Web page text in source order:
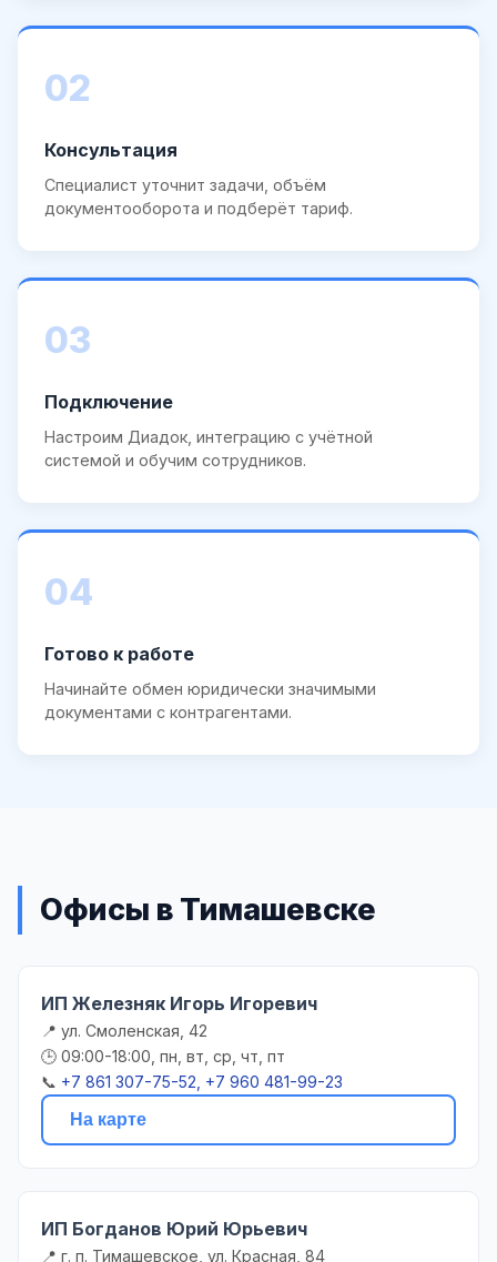
02
Консультация
Специалист уточнит задачи, объём
документооборота и подберёт тариф.
03
Подключение
Настроим Диадок, интеграцию с учётной
системой и обучим сотрудников.
04
Готово к работе
Начинайте обмен юридически значимыми
документами с контрагентами.
Офисы в Тимашевске
ИП Железняк Игорь Игоревич
📍 ул. Смоленская, 42
🕒 09:00-18:00, пн, вт, ср, чт, пт
📞 +7 861 307-75-52, +7 960 481-99-23
На карте
ИП Богданов Юрий Юрьевич
📍 г. п. Тимашевское, ул. Красная, 84